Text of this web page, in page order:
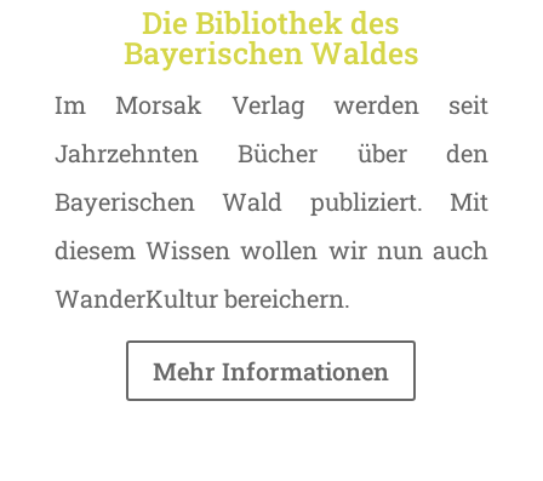
Die Bibliothek des
Bayerischen Waldes
Im Morsak Verlag werden seit
Jahrzehnten Bücher über den
Bayerischen Wald publiziert. Mit
diesem Wissen wollen wir nun auch
WanderKultur bereichern.
Mehr Informationen